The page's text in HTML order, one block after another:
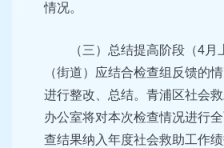
情况。
（三）总结提高阶段（4月
（街道）应结合检查组反馈的
进行整改、总结。青浦区社会
办公室将对本次检查情况进行
查结果纳入年度社会救助工作绩